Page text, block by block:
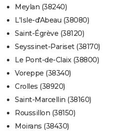
Meylan (38240)
L'Isle-d'Abeau (38080)
Saint-Égrève (38120)
Seyssinet-Pariset (38170)
Le Pont-de-Claix (38800)
Voreppe (38340)
Crolles (38920)
Saint-Marcellin (38160)
Roussillon (38150)
Moirans (38430)